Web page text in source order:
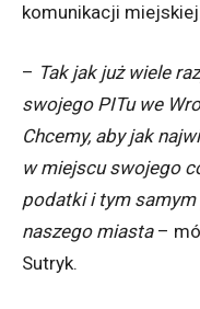
komunikacji
– Tak jak już wiele
swojego PITu we
Chcemy, aby jak
w miejscu swojego
podatki i tym samym
naszego miasta –
Sutryk.